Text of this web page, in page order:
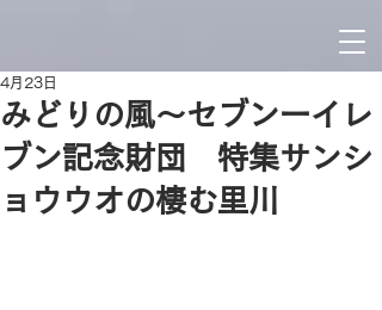
みどりの風〜セブンーイレ
ブン記念財団 特集サンシ
ョウウオの棲む里川
4月23日